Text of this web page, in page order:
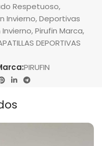
Respetuoso,
Invierno,Deportivas
Invierno,Pirufin Marca,
DEPORTIVAS
PIRUFIN